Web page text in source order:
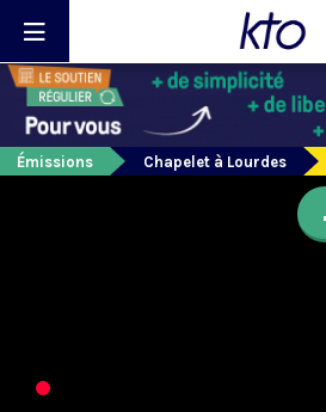
Émissions Chapelet à Lourdes